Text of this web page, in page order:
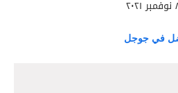
في جوجل